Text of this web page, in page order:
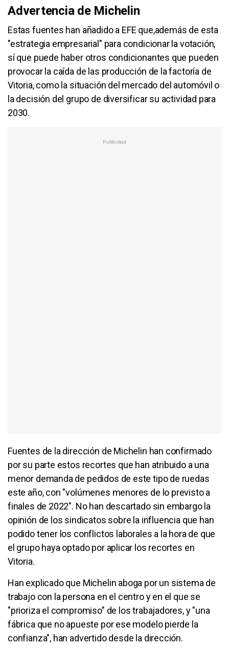
Advertencia de Michelin
Estas fuentes han añadido a EFE que,además de esta
"estrategia empresarial" para condicionar la votación,
sí que puede haber otros condicionantes que pueden
provocar la caída de las producción de la factoría de
Vitoria, como la situación del mercado del automóvil o
la decisión del grupo de diversificar su actividad para
2030.
Fuentes de la dirección de Michelin han confirmado
por su parte estos recortes que han atribuido a una
menor demanda de pedidos de este tipo de ruedas
este año, con "volúmenes menores de lo previsto a
finales de 2022". No han descartado sin embargo la
opinión de los sindicatos sobre la influencia que han
podido tener los conflictos laborales a la hora de que
el grupo haya optado por aplicar los recortes en
Vitoria.
Han explicado que Michelin aboga por un sistema de
trabajo con la persona en el centro y en el que se
"prioriza el compromiso" de los trabajadores, y "una
fábrica que no apueste por ese modelo pierde la
confianza", han advertido desde la dirección.